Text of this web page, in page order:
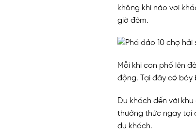
không khi nào vơi
giờ đêm.
Mỗi khi con phố lên
động. Tại đây có bày
Du khách đến với khu
thưởng thức ngay tại
du khách.